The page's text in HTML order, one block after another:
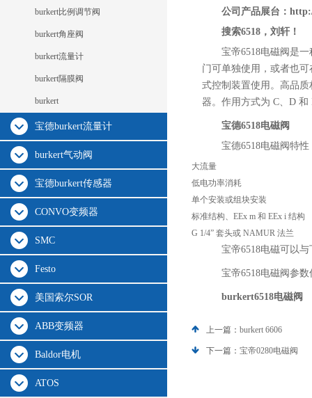
burkert比例调节阀
burkert角座阀
burkert流量计
burkert隔膜阀
burkert
宝德burkert流量计
burkert气动阀
宝德burkert传感器
CONVO变频器
SMC
Festo
美国索尔SOR
ABB变频器
Baldor电机
ATOS
公司产品展台：
搜索6518，刘轩！
宝帝6518电磁阀是
门可单独使用，或者也
式控制装置使用。高品
器。作用方式为 C、D
宝德6518电磁阀
宝德6518电磁阀特性
大流量
低电功率消耗
单个安装或组块安装
标准结构、EEx m 和 EEx i 结构
G 1/4” 套头或 NAMUR 法兰
宝帝6518电磁可以
宝帝6518电磁阀参数
burkert6518电磁阀
上一篇： burkert 6606
下一篇： 宝帝0280电磁阀